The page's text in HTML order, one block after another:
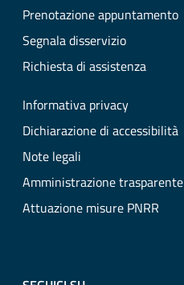
Prenotazione appuntamento
Segnala disservizio
Richiesta di assistenza
Informativa privacy
Dichiarazione di accessibilità
Note legali
Amministrazione trasparente
Attuazione misure PNRR